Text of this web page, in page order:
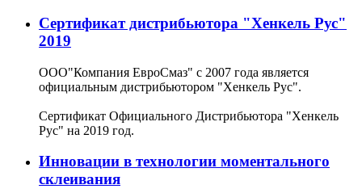
Сертификат дистрибьютора "Хенкель Рус"
2019
ООО"Компания ЕвроСмаз" с 2007 года является
официальным дистрибьютором "Хенкель Рус".
Сертификат Официального Дистрибьютора "Хенкель
Рус" на 2019 год.
Инновации в технологии моментального
склеивания